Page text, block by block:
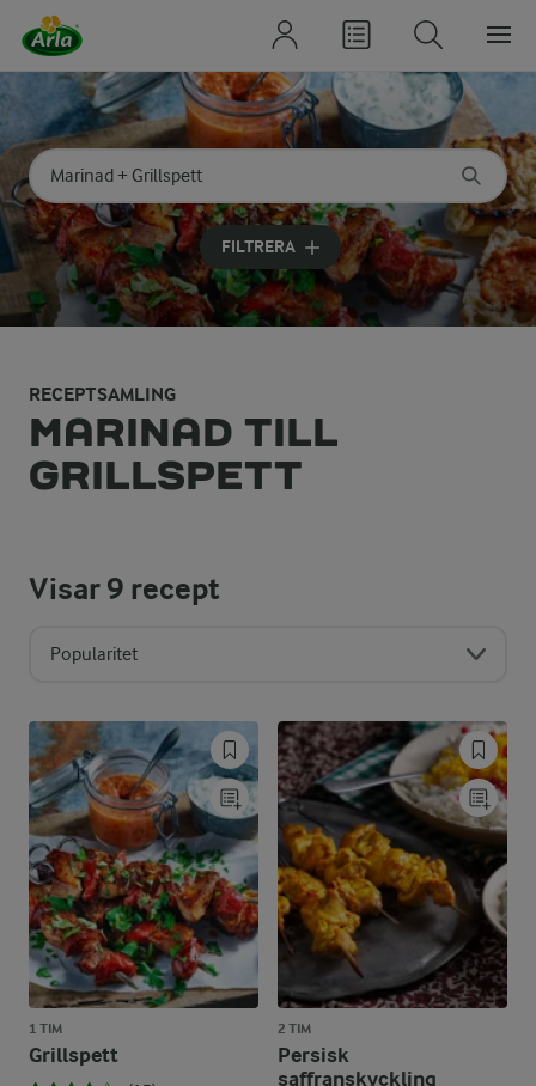
Sök på kategori eller ingrediens
Skriv in sökord för att få förslag
FILTRERA
RECEPTSAMLING
MARINAD TILL
GRILLSPETT
Visar9 recept
Popularitet
1 TIM
Grillspett
2 TIM
Persisk
saffranskyckling